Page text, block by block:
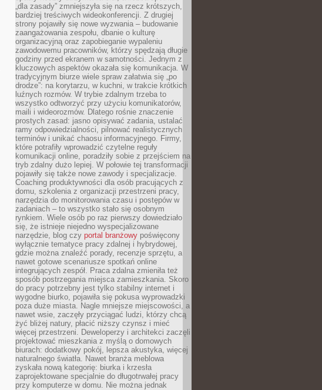
„dla zasady” zmniejszyła się na rzecz krótszych,
bardziej treściwych wideokonferencji. Z drugiej
strony pojawiły się nowe wyzwania – budowanie
zaangażowania zespołu, dbanie o kulturę
organizacyjną oraz zapobieganie wypaleniu
zawodowemu pracowników, którzy spędzają długie
godziny przed ekranem w samotności. Jednym z
kluczowych aspektów okazała się komunikacja. W
tradycyjnym biurze wiele spraw załatwia się „po
drodze”: na korytarzu, w kuchni, w trakcie krótkich
luźnych rozmów. W trybie zdalnym trzeba to
wszystko odtworzyć przy użyciu komunikatorów,
maili i wideorozmów. Dlatego rośnie znaczenie
prostych zasad: jasno opisywać zadania, ustalać
ramy odpowiedzialności, pilnować realistycznych
terminów i unikać chaosu informacyjnego. Firmy,
które potrafiły wprowadzić czytelne reguły
komunikacji online, poradziły sobie z przejściem na
tryb zdalny dużo lepiej. W połowie tej transformacji
pojawiły się także nowe zawody i specjalizacje.
Coaching produktywności dla osób pracujących z
domu, szkolenia z organizacji przestrzeni pracy,
narzędzia do monitorowania czasu i postępów w
zadaniach – to wszystko stało się osobnym
rynkiem. Wiele osób po raz pierwszy dowiedziało
się, że istnieje niejedno wyspecjalizowane
narzędzie, blog czy portal branżowy poświęcony
wyłącznie tematyce pracy zdalnej i hybrydowej,
gdzie można znaleźć porady, recenzje sprzętu, a
nawet gotowe scenariusze spotkań online
integrujących zespół. Praca zdalna zmieniła też
sposób postrzegania miejsca zamieszkania. Skoro
do pracy potrzebny jest tylko stabilny internet i
wygodne biurko, pojawiła się pokusa wyprowadzki
poza duże miasta. Nagle mniejsze miejscowości, a
nawet wsie, zaczęły przyciągać ludzi, którzy chcą
żyć bliżej natury, płacić niższy czynsz i mieć
więcej przestrzeni. Deweloperzy i architekci zaczęli
projektować mieszkania z myślą o domowych
biurach: dodatkowy pokój, lepsza akustyka, więcej
naturalnego światła. Nawet branża meblowa
zyskała nową kategorię: biurka i krzesła
zaprojektowane specjalnie do długotrwałej pracy
przy komputerze w domu. Nie można jednak